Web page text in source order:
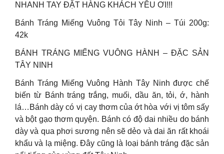
NHANH TAY ĐẶT HÀNG KHÁCH YÊU ƠI!!!
Bánh Tráng Miếng Vuông Tỏi Tây Ninh – Túi 200g:
42k
BÁNH TRÁNG MIẾNG VUÔNG HÀNH – ĐẶC SẢN
TÂY NINH
Bánh Tráng Miếng Vuông Hành Tây Ninh được chế
biến từ Bánh tráng trắng, muối, dầu ăn, tỏi, ớ, hành
lá…Bánh dày có vị cay thơm của ớt hòa với vị tôm sấy
và bột gạo thơm quyện. Bánh có độ dai nhiều do bánh
dày và qua phơi sương nên sẽ dẻo và dai ăn rất khoái
khẩu và lạ miệng. Đây cũng là loại bánh tráng đặc sản